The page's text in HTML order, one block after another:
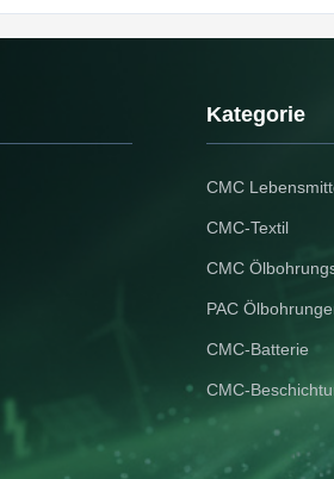
Kategorie
CMC
CMC-Textil
CMC
PAC
CMC-Batterie
CMC-